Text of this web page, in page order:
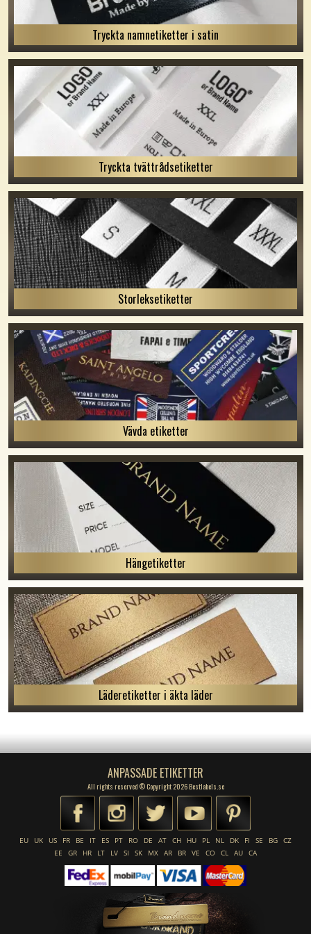
Tryckta namnetiketter i satin
Tryckta tvättrådsetiketter
Storleksetiketter
Vävda etiketter
Hängetiketter
Läderetiketter i äkta läder
ANPASSADE ETIKETTER
All rights reserved © Copyright 2026 Bestlabels.se
EU UK US FR BE IT ES PT RO DE AT CH HU PL NL DK FI SE BG CZ
EE
GR HR LT LV SI SK MX AR BR VE CO CL AU CA